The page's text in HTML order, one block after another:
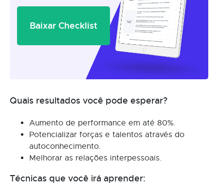
Baixar Checklist
Quais resultados você pode esperar?
Aumento de performance em até 80%.
Potencializar forças e talentos através do
autoconhecimento.
Melhorar as relações interpessoais.
Técnicas que você irá aprender: